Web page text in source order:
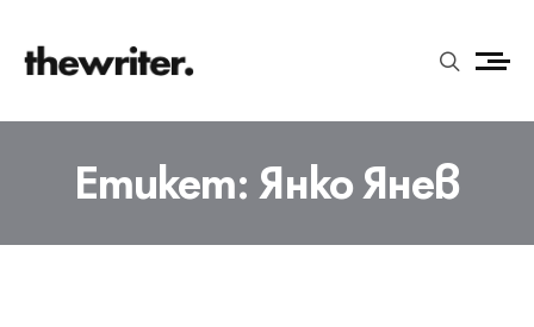
Етикет:Янко Янев